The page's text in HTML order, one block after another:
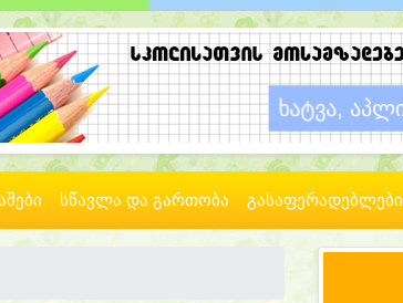
სწავლა და გართობა გასაფერადებლები